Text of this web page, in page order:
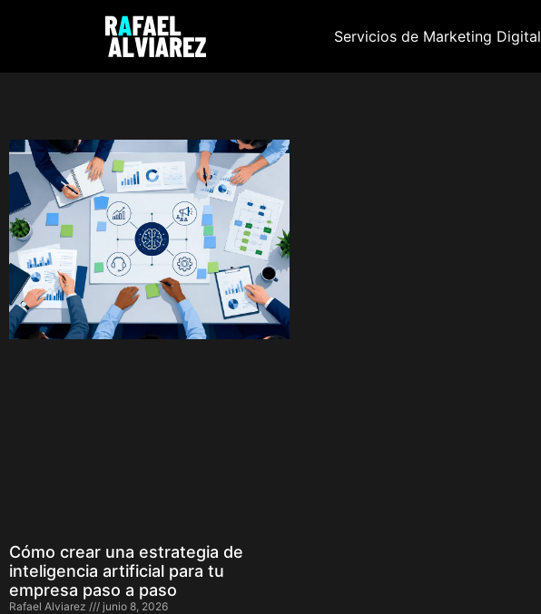
Servicios de Marketing Digital
Cómo crear una estrategia de
inteligencia artificial para tu
empresa paso a paso
Rafael Alviarez junio 8, 2026